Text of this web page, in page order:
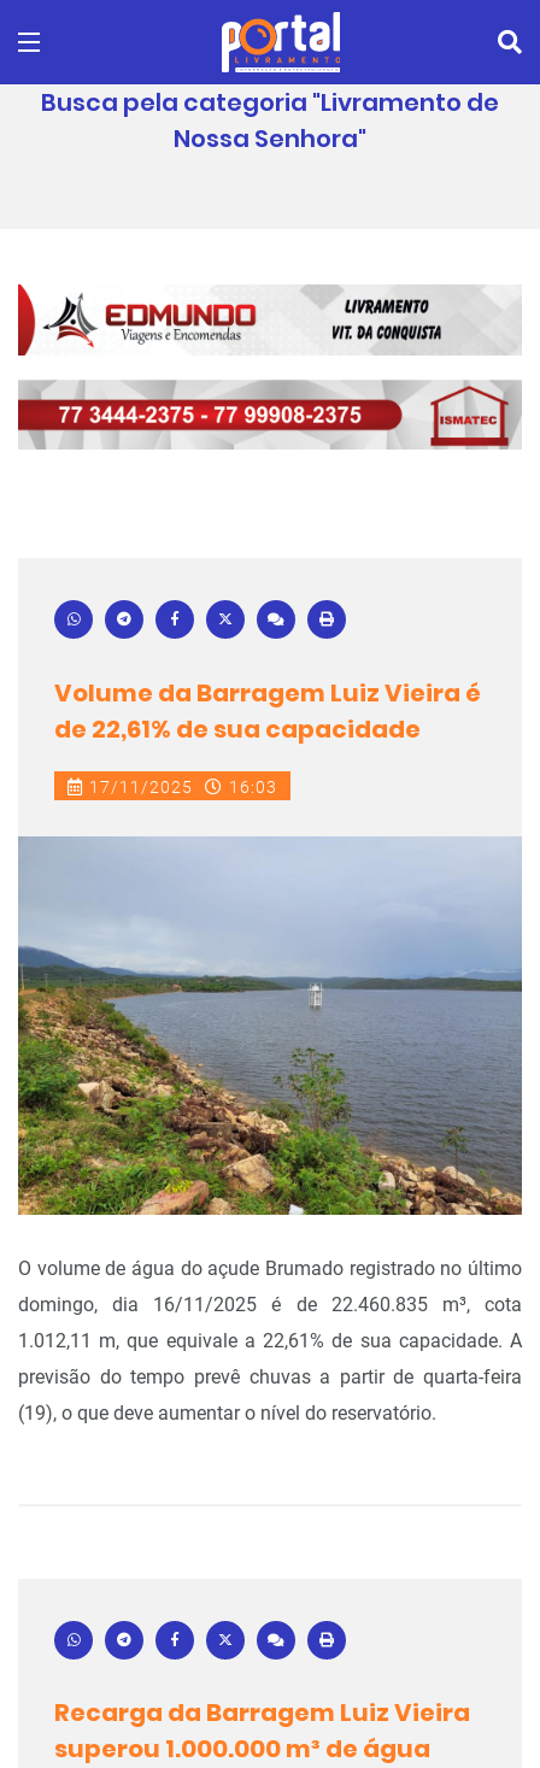
Busca pela categoria "Livramento de
Nossa Senhora"
Volume da Barragem Luiz Vieira é
de 22,61% de sua capacidade
17/11/2025 16:03
O volume de água do açude Brumado registrado no último
domingo, dia 16/11/2025 é de 22.460.835 m³, cota
1.012,11 m, que equivale a 22,61% de sua capacidade. A
previsão do tempo prevê chuvas a partir de quarta-feira
(19), o que deve aumentar o nível do reservatório.
Recarga da Barragem Luiz Vieira
superou 1.000.000 m³ de água